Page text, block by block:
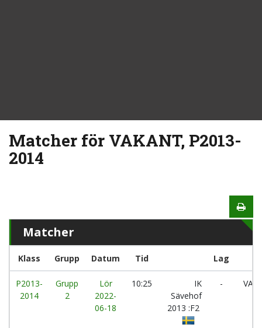
Matcher för VAKANT, P2013-
2014
Matcher
Klass Grupp Datum Tid Lag
P2013-
2014
Grupp
2
Lör
2022-
06-18
10:25
IK
Sävehof
2013 :F2
-